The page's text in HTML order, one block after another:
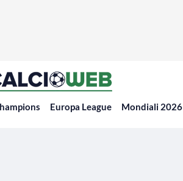
Europa League Mondiali 2026